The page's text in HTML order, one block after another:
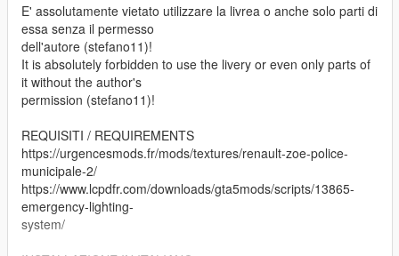
E' assolutamente vietato utilizzare la livrea o anche solo parti di
essa senza il permesso
dell'autore (stefano11)!
It is absolutely forbidden to use the livery or even only parts of
it without the author's
permission (stefano11)!
REQUISITI / REQUIREMENTS
https://urgencesmods.fr/mods/textures/renault-zoe-police-
municipale-2/
https://www.lcpdfr.com/downloads/gta5mods/scripts/13865-
emergency-lighting-
system/